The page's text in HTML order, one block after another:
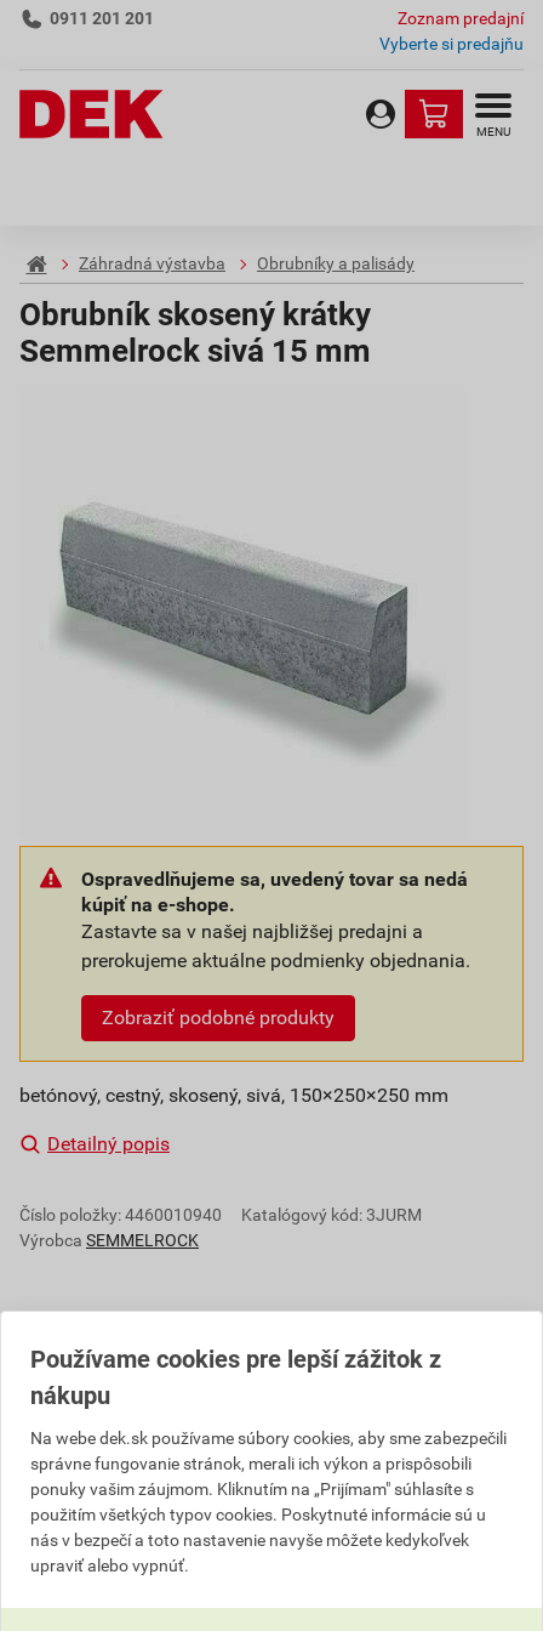
0911 201 201
Zoznam predajní
Vyberte si predajňu
MENU
Záhradná výstavba Obrubníky a palisády
Obrubník skosený krátky
Semmelrock sivá 15 mm
Ospravedlňujeme sa, uvedený tovar sa nedá
kúpiť na e-shope.
Zastavte sa v našej najbližšej predajni a
prerokujeme aktuálne podmienky objednania.
Zobraziť podobné produkty
betónový, cestný, skosený, sivá, 150×250×250 mm
Detailný popis
Číslo položky:4460010940
Katalógový kód: 3JURM
Výrobca SEMMELROCK
Popis
Ucelený sortiment cestných obrubníkov ponúkame z
jednej ruky: či už rovné, alebo v kombinácii s
oblúkovými obrubníkmi, všetko sa vďaka rovnakým
rozmerom k se be ideálne hodí. Ponuka oblúkových
obrubníkov je rozšírená na šesť rôznych polomerov
pre všestranné použitie.
Upozornenie
Používame cookies pre lepší zážitok z
nákupu
Na webe dek.sk používame súbory cookies, aby sme zabezpečili
správne fungovanie stránok, merali ich výkon a prispôsobili
ponuky vašim záujmom. Kliknutím na „Prijímam" súhlasíte s
použitím všetkých typov cookies. Poskytnuté informácie sú u
nás v bezpečí a toto nastavenie navyše môžete kedykoľvek
upraviť alebo vypnúť.